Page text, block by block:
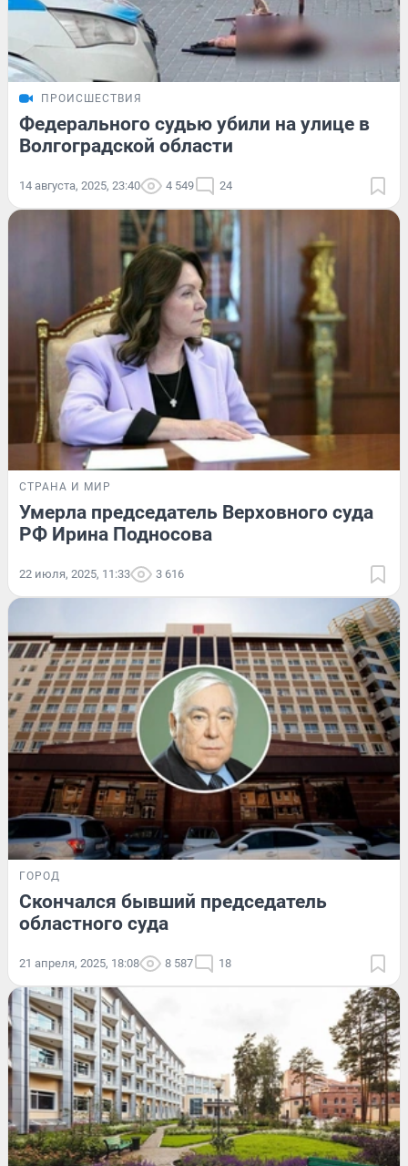
ПРОИСШЕСТВИЯ
Федерального судью убили на улице в
Волгоградской области
14 августа, 2025, 23:40 4 549 24
СТРАНА И МИР
Умерла председатель Верховного суда
РФ Ирина Подносова
22 июля, 2025, 11:33 3 616
ГОРОД
Скончался бывший председатель
областного суда
21 апреля, 2025, 18:08 8 587 18